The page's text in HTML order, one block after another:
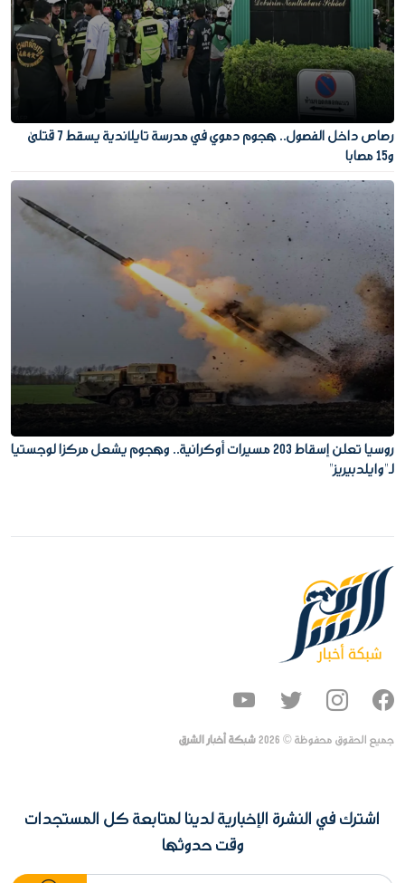
رصاص داخل الفصول.. هجوم دموي في مدرسة تايلاندية يسقط 7 قتلى
و15 مصابا
روسيا تعلن إسقاط 203 مسيرات أوكرانية.. وهجوم يشعل مركزا لوجستيا
لـ"وايلدبيريز"
جميع الحقوق محفوظة © 2026شبكة أخبار الشرق
اشترك في النشرة الإخبارية لدينا لمتابعة كل المستجدات
وقت حدوثها